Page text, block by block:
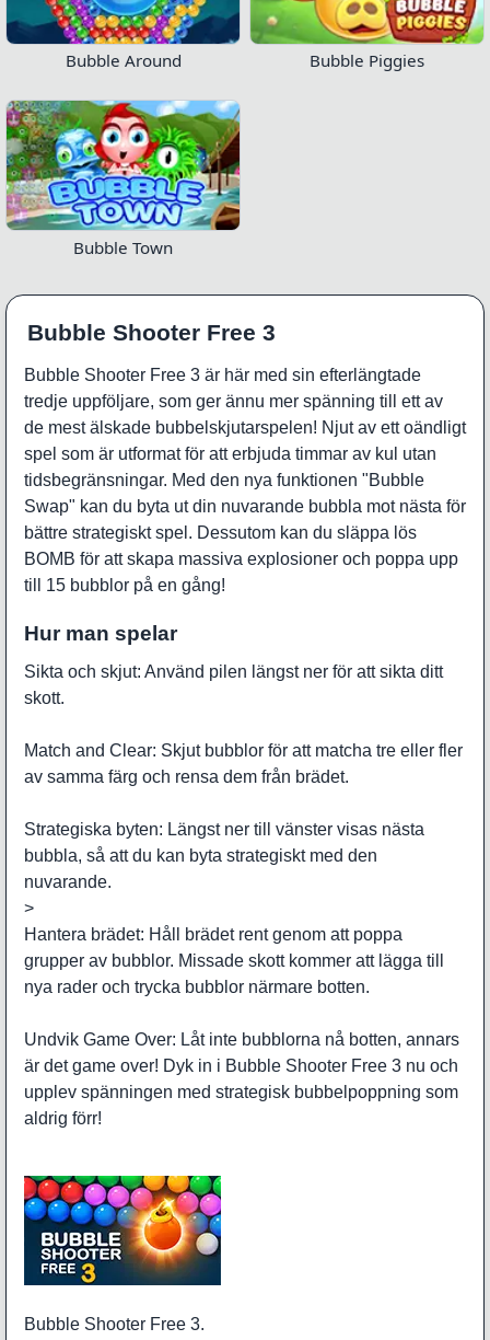
Bubble Around Bubble Piggies
Bubble Town
Bubble Shooter Free 3
Bubble Shooter Free 3 är här med sin efterlängtade
tredje uppföljare, som ger ännu mer spänning till ett av
de mest älskade bubbelskjutarspelen! Njut av ett oändligt
spel som är utformat för att erbjuda timmar av kul utan
tidsbegränsningar. Med den nya funktionen "Bubble
Swap" kan du byta ut din nuvarande bubbla mot nästa för
bättre strategiskt spel. Dessutom kan du släppa lös
BOMB för att skapa massiva explosioner och poppa upp
till 15 bubblor på en gång!
Hur man spelar
Sikta och skjut: Använd pilen längst ner för att sikta ditt
skott.
Match and Clear: Skjut bubblor för att matcha tre eller fler
av samma färg och rensa dem från brädet.
Strategiska byten: Längst ner till vänster visas nästa
bubbla, så att du kan byta strategiskt med den
nuvarande.
>
Hantera brädet: Håll brädet rent genom att poppa
grupper av bubblor. Missade skott kommer att lägga till
nya rader och trycka bubblor närmare botten.
Undvik Game Over: Låt inte bubblorna nå botten, annars
är det game over! Dyk in i Bubble Shooter Free 3 nu och
upplev spänningen med strategisk bubbelpoppning som
aldrig förr!
Bubble Shooter Free 3.